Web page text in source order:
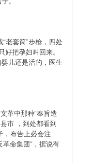
老套筒”步枪，四处
把孕妇叫回来。
儿还是活的，医生
革中那种“奉旨造
市 ，到处都看到
，布告上必会注
命集团”，据说有